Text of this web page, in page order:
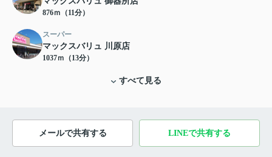
876ｍ（11分）
スーパー
マックスバリュ 川原店
1037ｍ（13分）
すべて見る
メールで共有する LINEで共有する